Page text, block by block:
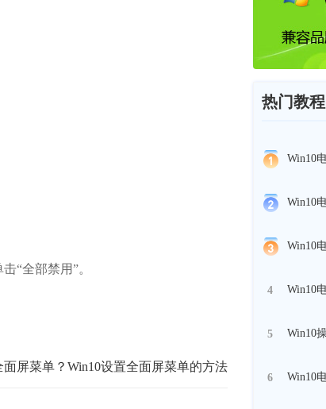
“全部禁用”。
屏菜单？Win10设置全面屏菜单的方法
热门教程
4
5
6